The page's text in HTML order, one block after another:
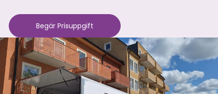
Begär Prisuppgift